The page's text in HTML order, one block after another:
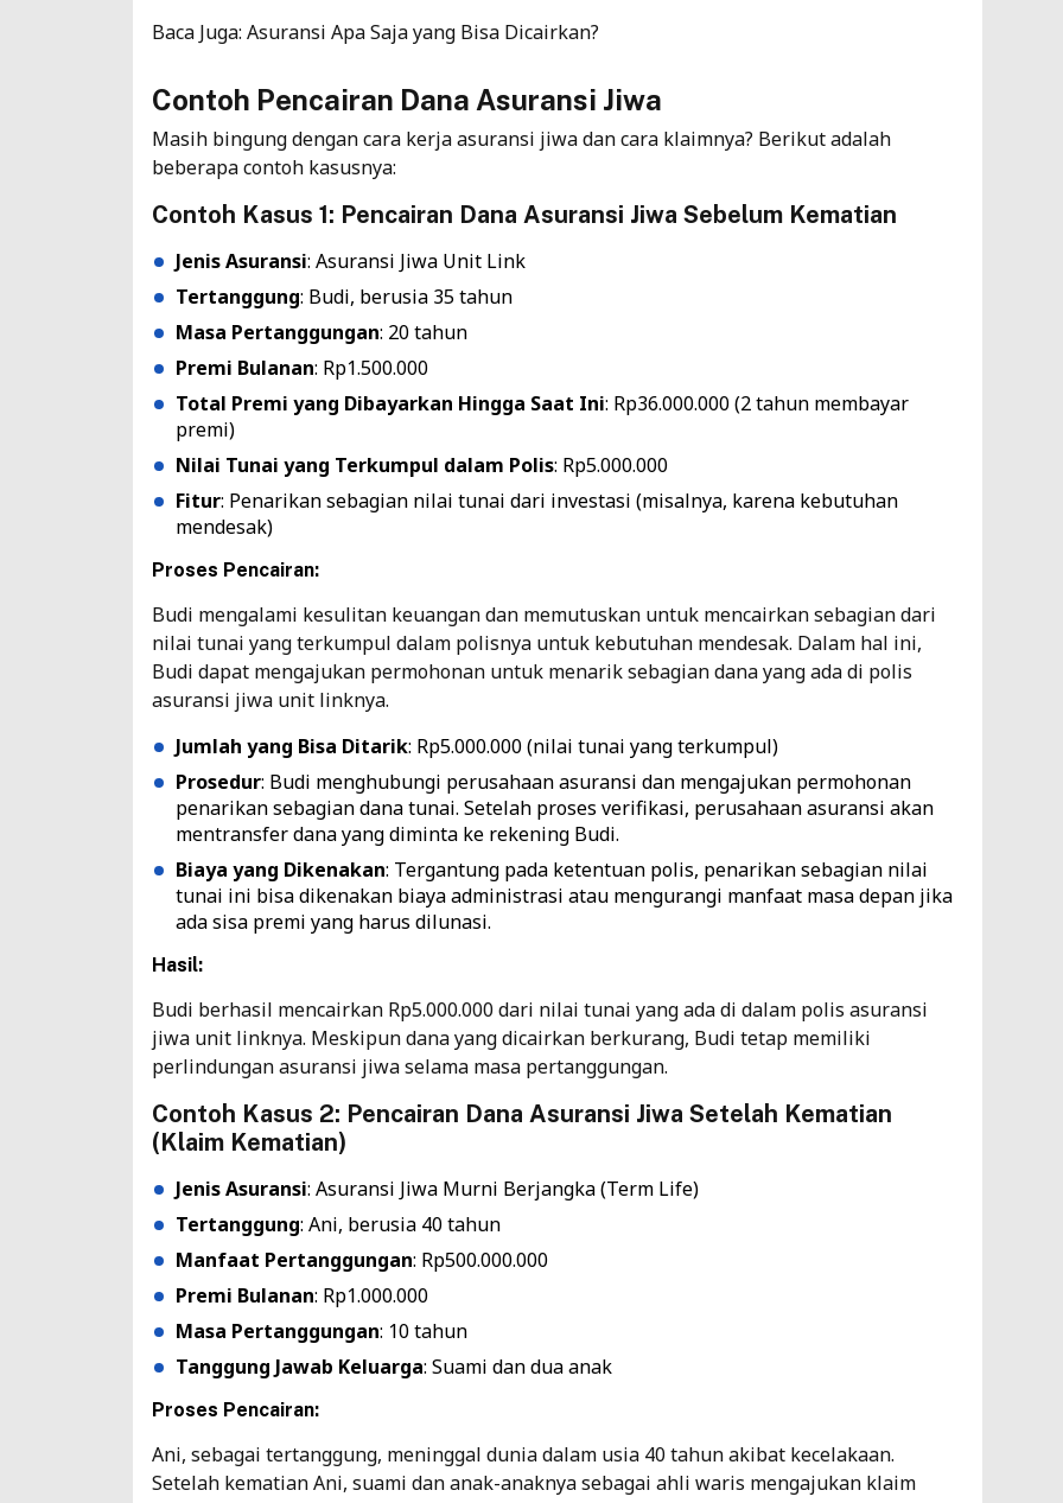
Baca Juga: Asuransi Apa Saja yang Bisa Dicairkan?
Contoh Pencairan Dana Asuransi Jiwa
Masih bingung dengan cara kerja asuransi jiwa dan cara klaimnya? Berikut adalah
beberapa contoh kasusnya:
Contoh Kasus 1: Pencairan Dana Asuransi Jiwa Sebelum Kematian
Jenis Asuransi: Asuransi Jiwa Unit Link
Tertanggung: Budi, berusia 35 tahun
Masa Pertanggungan: 20 tahun
Premi Bulanan: Rp1.500.000
Total Premi yang Dibayarkan Hingga Saat Ini: Rp36.000.000 (2 tahun membayar
premi)
Nilai Tunai yang Terkumpul dalam Polis: Rp5.000.000
Fitur: Penarikan sebagian nilai tunai dari investasi (misalnya, karena kebutuhan
mendesak)
Proses Pencairan:
Budi mengalami kesulitan keuangan dan memutuskan untuk mencairkan sebagian dari
nilai tunai yang terkumpul dalam polisnya untuk kebutuhan mendesak. Dalam hal ini,
Budi dapat mengajukan permohonan untuk menarik sebagian dana yang ada di polis
asuransi jiwa unit linknya.
Jumlah yang Bisa Ditarik: Rp5.000.000 (nilai tunai yang terkumpul)
Prosedur: Budi menghubungi perusahaan asuransi dan mengajukan permohonan
penarikan sebagian dana tunai. Setelah proses verifikasi, perusahaan asuransi akan
mentransfer dana yang diminta ke rekening Budi.
Biaya yang Dikenakan: Tergantung pada ketentuan polis, penarikan sebagian nilai
tunai ini bisa dikenakan biaya administrasi atau mengurangi manfaat masa depan jika
ada sisa premi yang harus dilunasi.
Hasil:
Budi berhasil mencairkan Rp5.000.000 dari nilai tunai yang ada di dalam polis asuransi
jiwa unit linknya. Meskipun dana yang dicairkan berkurang, Budi tetap memiliki
perlindungan asuransi jiwa selama masa pertanggungan.
Contoh Kasus 2: Pencairan Dana Asuransi Jiwa Setelah Kematian
(Klaim Kematian)
Jenis Asuransi: Asuransi Jiwa Murni Berjangka (Term Life)
Tertanggung: Ani, berusia 40 tahun
Manfaat Pertanggungan: Rp500.000.000
Premi Bulanan: Rp1.000.000
Masa Pertanggungan: 10 tahun
Tanggung Jawab Keluarga: Suami dan dua anak
Proses Pencairan:
Ani, sebagai tertanggung, meninggal dunia dalam usia 40 tahun akibat kecelakaan.
Setelah kematian Ani, suami dan anak-anaknya sebagai ahli waris mengajukan klaim